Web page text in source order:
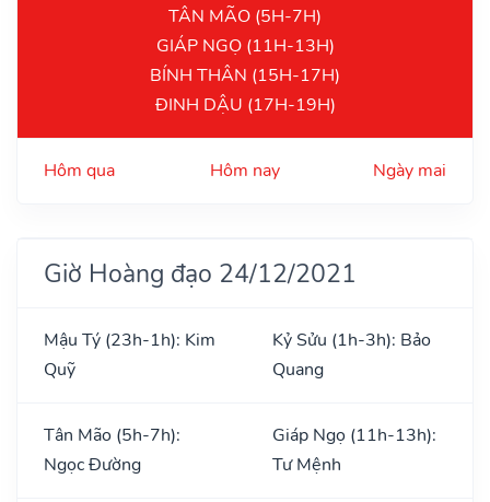
TÂN MÃO (5H-7H)
GIÁP NGỌ (11H-13H)
BÍNH THÂN (15H-17H)
ĐINH DẬU (17H-19H)
Hôm qua Hôm nay Ngày mai
Giờ Hoàng đạo 24/12/2021
Mậu Tý (23h-1h): Kim
Quỹ
Kỷ Sửu (1h-3h): Bảo
Quang
Tân Mão (5h-7h):
Ngọc Đường
Giáp Ngọ (11h-13h):
Tư Mệnh